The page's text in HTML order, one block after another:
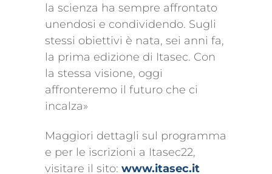
la scienza ha sempre affrontato
unendosi e condividendo. Sugli
stessi obiettivi è nata, sei anni fa,
la prima edizione di Itasec. Con
la stessa visione, oggi
affronteremo il futuro che ci
incalza»
Maggiori dettagli sul programma
e per le iscrizioni a Itasec22,
visitare il sito: www.itasec.it